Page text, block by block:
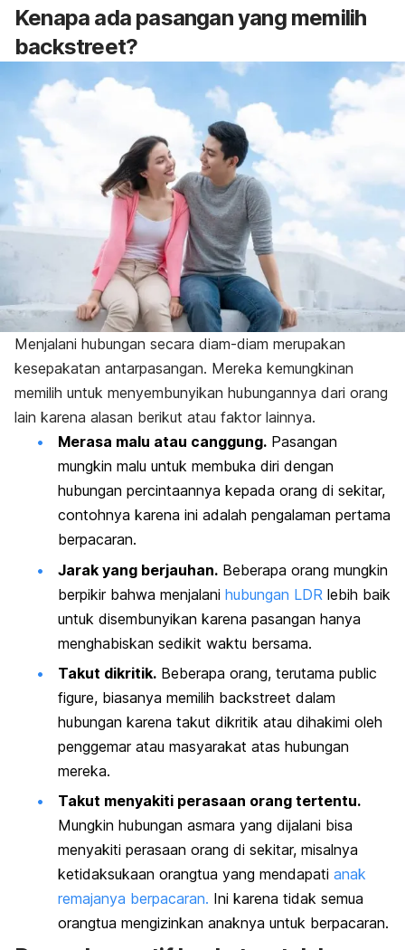
Kenapa ada pasangan yang memilih
backstreet?
Menjalani hubungan secara diam-diam merupakan
kesepakatan antarpasangan. Mereka kemungkinan
memilih untuk menyembunyikan hubungannya dari orang
lain karena alasan berikut atau faktor lainnya.
Merasa malu atau canggung. Pasangan
mungkin malu untuk membuka diri dengan
hubungan percintaannya kepada orang di sekitar,
contohnya karena ini adalah pengalaman pertama
berpacaran.
Jarak yang berjauhan. Beberapa orang mungkin
berpikir bahwa menjalani hubungan LDR lebih baik
untuk disembunyikan karena pasangan hanya
menghabiskan sedikit waktu bersama.
Takut dikritik. Beberapa orang, terutama public
figure, biasanya memilih backstreet dalam
hubungan karena takut dikritik atau dihakimi oleh
penggemar atau masyarakat atas hubungan
mereka.
Takut menyakiti perasaan orang tertentu.
Mungkin hubungan asmara yang dijalani bisa
menyakiti perasaan orang di sekitar, misalnya
ketidaksukaan orangtua yang mendapati anak
remajanya berpacaran. Ini karena tidak semua
orangtua mengizinkan anaknya untuk berpacaran.